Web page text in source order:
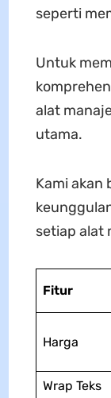
seperti
Untuk
alat
utama.
Kami
setiap alat
Fitur
Harga
Wrap Teks